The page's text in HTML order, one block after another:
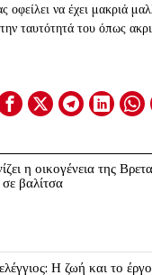
οφείλει να έχει μακριά
ταυτότητά του όπως
η οικογένεια της
βαλίτσα
Η ζωή και το